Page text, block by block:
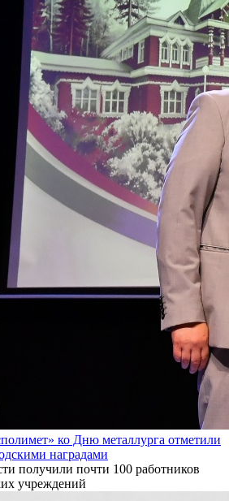
ко Дню металлурга отметили
наградами
получили почти 100 работников
учреждений